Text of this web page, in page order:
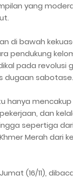
yang
di bawah
pendukung
pada revolusi
dugaan sabotase.
hanya
dan
sepertiga
Merah dari
(16/11),